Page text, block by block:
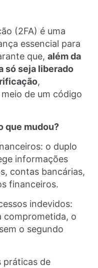
(2FA) é uma
essencial para
que,além da
só seja liberado
,
de um código
que mudou?
o duplo
informações
contas bancárias,
financeiros.
indevidos:
comprometida, o
o segundo
práticas de